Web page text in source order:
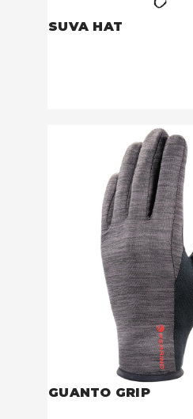
SUVA HAT
GUANTO GRIP